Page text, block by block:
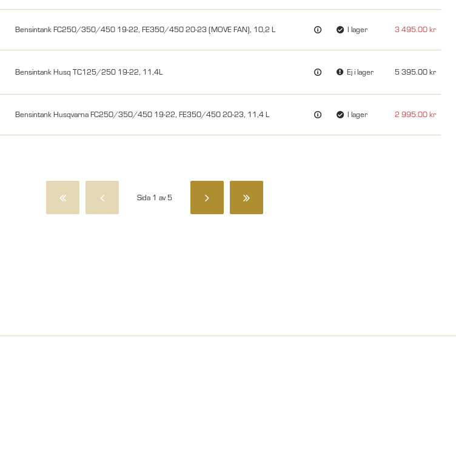
Bensintank FC250/350/450 19-22, FE350/450 20-23 (MOVE FAN), 10,2 L I lager 3 495.00
Bensintank Husq TC125/250 19-22, 11,4L Ej i lager 5 395.00
Bensintank Husqvarna FC250/350/450 19-22, FE350/450 20-23, 11,4 L I lager 2 995.00
Sida 1 av 5